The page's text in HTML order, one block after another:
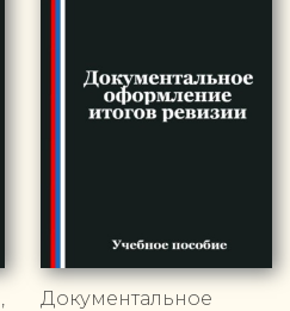
Документальное